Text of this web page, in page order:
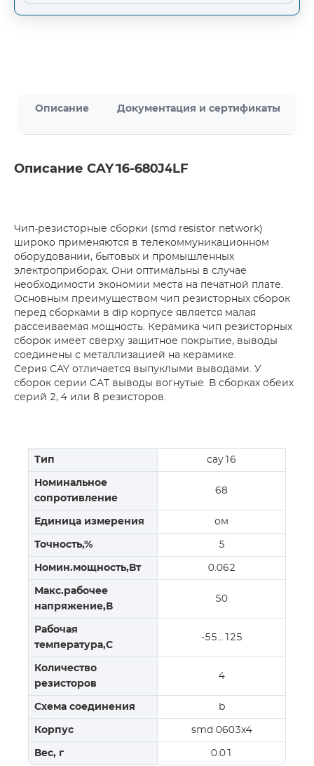
Описание Документация и сертификаты
Описание CAY16-680J4LF
Чип-резисторные сборки (smd resistor network)
широко применяются в телекоммуникационном
оборудовании, бытовых и промышленных
электроприборах. Они оптимальны в случае
необходимости экономии места на печатной плате.
Основным преимуществом чип резисторных сборок
перед сборками в dip корпусе является малая
рассеиваемая мощность. Керамика чип резисторных
сборок имеет сверху защитное покрытие, выводы
соединены с металлизацией на керамике.
Серия CAY отличается выпуклыми выводами. У
сборок серии CAT выводы вогнутые. В сборках обеих
серий 2, 4 или 8 резисторов.
Тип cay16
Номинальное
сопротивление
68
Единица измерения ом
Точность,% 5
Номин.мощность,Вт 0.062
Макс.рабочее
напряжение,В
50
Рабочая
температура,С
-55…125
Количество
резисторов
4
Схема соединения b
Корпус smd 0603x4
Вес, г 0.01